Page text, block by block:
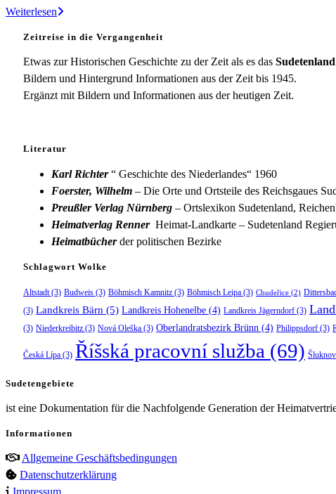
WeiterlesenRAD-
Budweis-
Gutwasser
Zeitreise in die Vergangenheit
Etwas zur Historischen Geschichte zu der Zeit als es das Sudetenland
Bildern und Hintergrund Informationen aus der Zeit bis 1945.
Ergänzt mit Bildern und Informationen aus der heutigen Zeit.
Literatur
Karl Richter“ Geschichte des Niederlandes“ 1960
Foerster, Wilhelm – Die Orte und Ortsteile des Reichsgaues
Preußler Verlag Nürnberg – Ortslexikon Sudetenland,
Heimatverlag Renner Heimat-Landkarte – Sudetenland
Heimatbücherder politischen Bezirke
Schlagwort Wolke
Altstadt(3) Budweis (3) Böhmisch Kamnitz (3) Böhmisch Leipa (3) Chudeřice (2)
(3) Landkreis Bärn (5) Landkreis Hohenelbe (4) Landkreis Jägerndorf (3)
(3) Niederkreibitz (3) Nová Oleška (3) Oberlandratsbezirk Brünn (4) Philippsdorf (3)
Česká Lípa (3) Říšská pracovní služba (69) Šluknov
Sudetengebiete
ist eine Dokumentation für die Nachfolgende Generation der
Informationen
Allgemeine Geschäftsbedingungen
Datenschutzerklärung